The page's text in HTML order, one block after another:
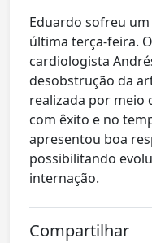
Eduardo sofreu
última terça-feira.
cardiologista
desobstrução da
realizada por meio
com êxito e no
apresentou boa
possibilitando
internação.
Compartilhar